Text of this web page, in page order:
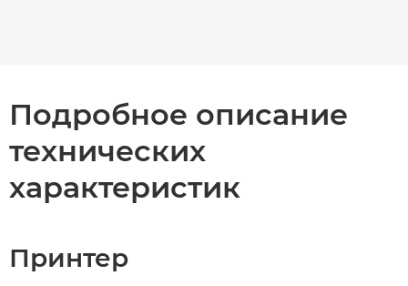
Подробное описание
технических
характеристик
Принтер